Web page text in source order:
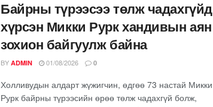
Байрны түрээсээ төлж чадахгүйд
хүрсэн Микки Рурк хандивын аян
зохион байгуулж байна
BY ADMIN 01/08/2026 0
Холливудын алдарт жүжигчин, өдгөө 73 настай Микки
Рурк байрны түрээсийн өрөө төлж чадахгүй болж,